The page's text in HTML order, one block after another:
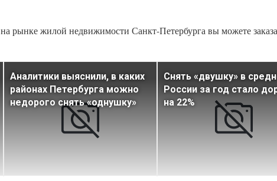
рынке жилой недвижимости Санкт-Петербурга вы можете
Аналитики выяснили, в каких
районах Петербурга можно
недорого снять «однушку»
Снять «двушку» в
России за год стало
на 22%